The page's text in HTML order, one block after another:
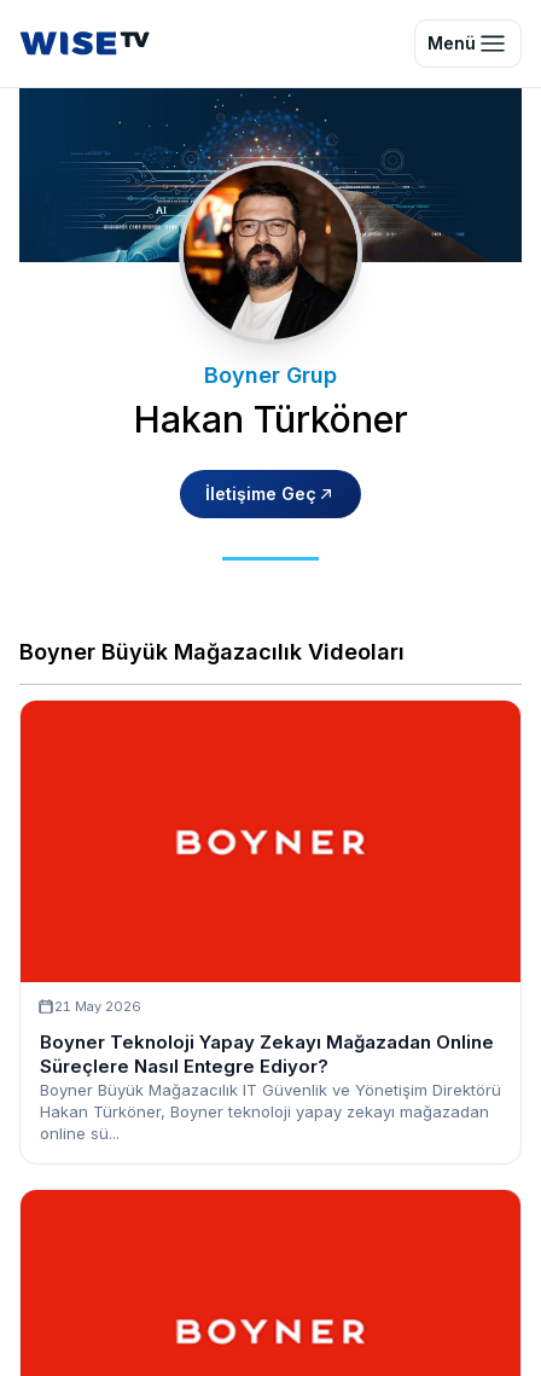
Wise TV Menü
Boyner Grup
Hakan Türköner
İletişime Geç
Boyner Büyük Mağazacılık Videoları
21 May 2026
Boyner Teknoloji Yapay Zekayı Mağazadan Online
Süreçlere Nasıl Entegre Ediyor?
Boyner Büyük Mağazacılık IT Güvenlik ve Yönetişim Direktörü
Hakan Türköner, Boyner teknoloji yapay zekayı mağazadan
online sü...